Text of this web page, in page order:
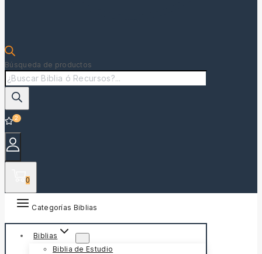
Búsqueda de productos
2
0
Categorías Biblias
Biblias
Biblia de Estudio